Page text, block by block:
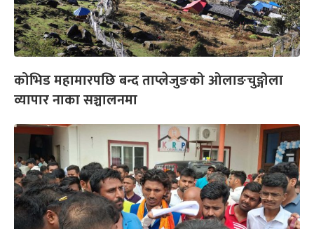
कोभिड महामारपछि बन्द ताप्लेजुङको ओलाङचुङ्गोला
व्यापार नाका सञ्चालनमा